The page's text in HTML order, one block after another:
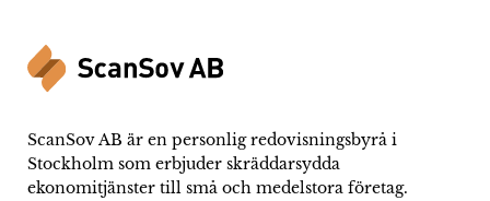
ScanSov AB är en personlig redovisningsbyrå i
Stockholm som erbjuder skräddarsydda
ekonomitjänster till små och medelstora företag.